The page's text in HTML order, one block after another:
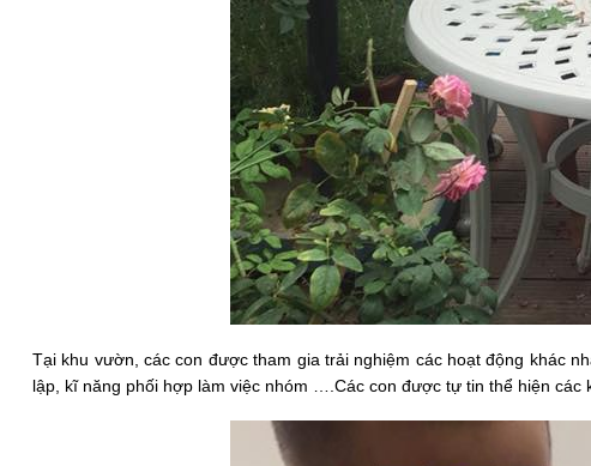
Tại khu vườn, các con được tham gia trải nghiệm các hoạt động khác
lập, kĩ năng phối hợp làm việc nhóm ….Các con được tự tin thể hiện